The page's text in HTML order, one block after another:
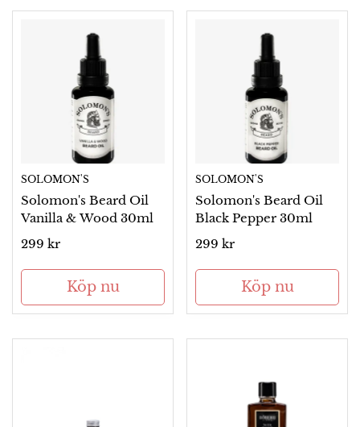
SOLOMON'S
Solomon's Beard Oil
Vanilla & Wood 30ml
Ordinarie
299 kr
Köp nu
SOLOMON'S
Solomon's Beard Oil
Black Pepper 30ml
Ordinarie
299 kr
Köp nu